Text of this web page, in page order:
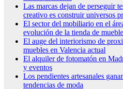
Las marcas dejan de perseguir
creativo es construir universos
El sector del mobiliario en el
evolución de la tienda de
El auge del interiorismo de
muebles en Valencia actual
El alquiler de fotomatón en
y eventos
Los pendientes artesanales
tendencias de moda